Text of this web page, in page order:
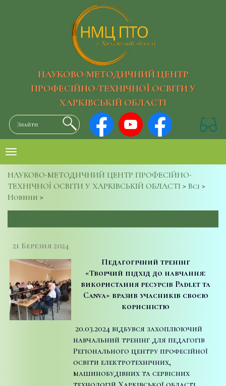
НАУКОВО-МЕТОДИЧНИЙ ЦЕНТР
ПРОФЕСІЙНО-ТЕХНІЧНОЇ ОСВІТИ У
ХАРКІВСЬКІЙ ОБЛАСТІ
НАУКОВО-МЕТОДИЧНИЙ ЦЕНТР ПРОФЕСІЙНО-
ТЕХНІЧНОЇ ОСВІТИ У ХАРКІВСЬКІЙ ОБЛАСТІ > Всі >
Новини >
21 Березня 2024
Педагогічний тренінг
«Творчий підхід до навчання:
використання ресурсів Padlet та
Canva» вразив учасників своєю
корисністю
­ 20.03.2024 відбувся захоплюючий
навчальний тренінг для педагогів
Регіонального центру професійної
освіти електротехнічних,
машинобудівних та сервісних